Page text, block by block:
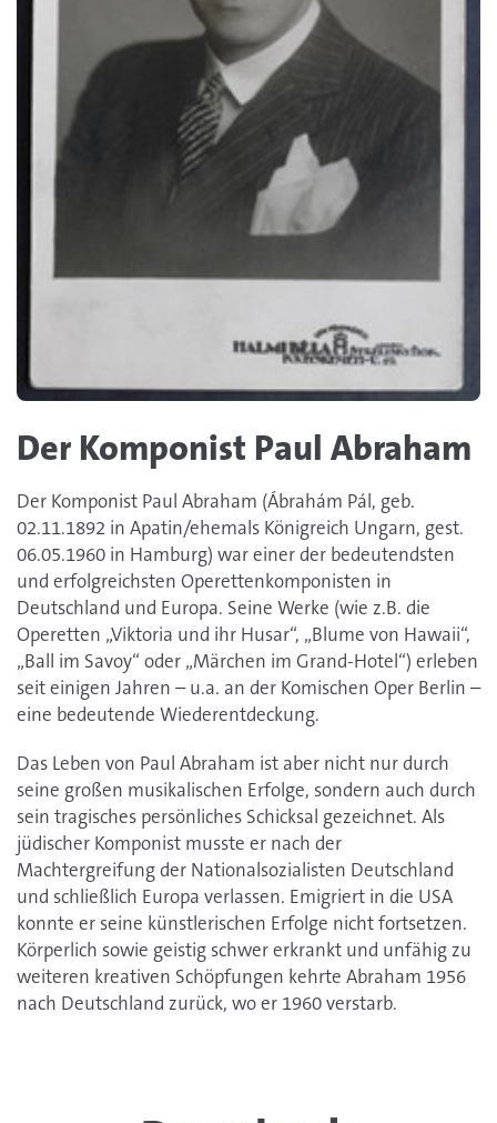
Der Komponist Paul Abraham
Der Komponist Paul Abraham (Ábrahám Pál, geb.
02.11.1892 in Apatin/ehemals Königreich Ungarn, gest.
06.05.1960 in Hamburg) war einer der bedeutendsten
und erfolgreichsten Operettenkomponisten in
Deutschland und Europa. Seine Werke (wie z.B. die
Operetten „Viktoria und ihr Husar“, „Blume von Hawaii“,
„Ball im Savoy“ oder „Märchen im Grand-Hotel“) erleben
seit einigen Jahren – u.a. an der Komischen Oper Berlin –
eine bedeutende Wiederentdeckung.
Das Leben von Paul Abraham ist aber nicht nur durch
seine großen musikalischen Erfolge, sondern auch durch
sein tragisches persönliches Schicksal gezeichnet. Als
jüdischer Komponist musste er nach der
Machtergreifung der Nationalsozialisten Deutschland
und schließlich Europa verlassen. Emigriert in die USA
konnte er seine künstlerischen Erfolge nicht fortsetzen.
Körperlich sowie geistig schwer erkrankt und unfähig zu
weiteren kreativen Schöpfungen kehrte Abraham 1956
nach Deutschland zurück, wo er 1960 verstarb.